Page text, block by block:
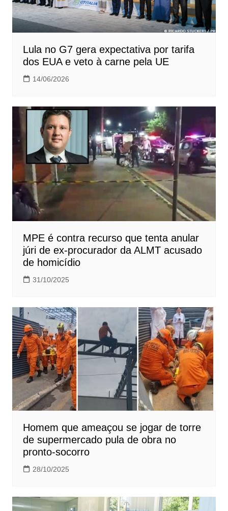
Lula no G7 gera expectativa por tarifa
dos EUA e veto à carne pela UE
14/06/2026
MPE é contra recurso que tenta anular
júri de ex-procurador da ALMT acusado
de homicídio
31/10/2025
Homem que ameaçou se jogar de torre
de supermercado pula de obra no
pronto-socorro
28/10/2025